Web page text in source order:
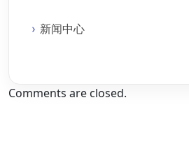
新闻中心
Comments are closed.